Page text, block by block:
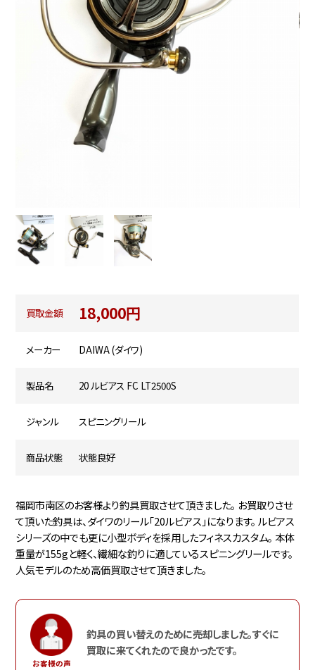
買取金額 18,000円
メーカー DAIWA (ダイワ)
製品名 20 ルビアス FC LT2500S
ジャンル スピニングリール
商品状態 状態良好
福岡市南区のお客様より釣具買取させて頂きました。 お買取りさせ
て頂いた釣具は、ダイワのリール「20ルビアス」になります。 ルビアス
シリーズの中でも更に小型ボディを採用したフィネスカスタム。 本体
重量が155gと軽く、繊細な釣りに適しているスピニングリールです。
人気モデルのため高価買取させて頂きました。
お客様の声
釣具の買い替えのために売却しました。すぐに
買取に来てくれたので良かったです。